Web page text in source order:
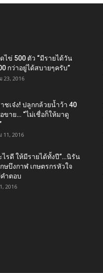
ดไข่ 500 ตัว “มีรายได้วัน
กว่าอยู่ได้สบายๆครับ”
23, 2016
ชเจ๋ง! ปลูกกล้วยน้ำว้า 40
ขาย… “ไม่เชื่อก็ให้มาดู
11, 2016
ไรดี ให้มีรายได้ทั้งปี”…นิรัน
ษบึงกาฬ เกษตรกรหัวใจ
ำตอบ
2016